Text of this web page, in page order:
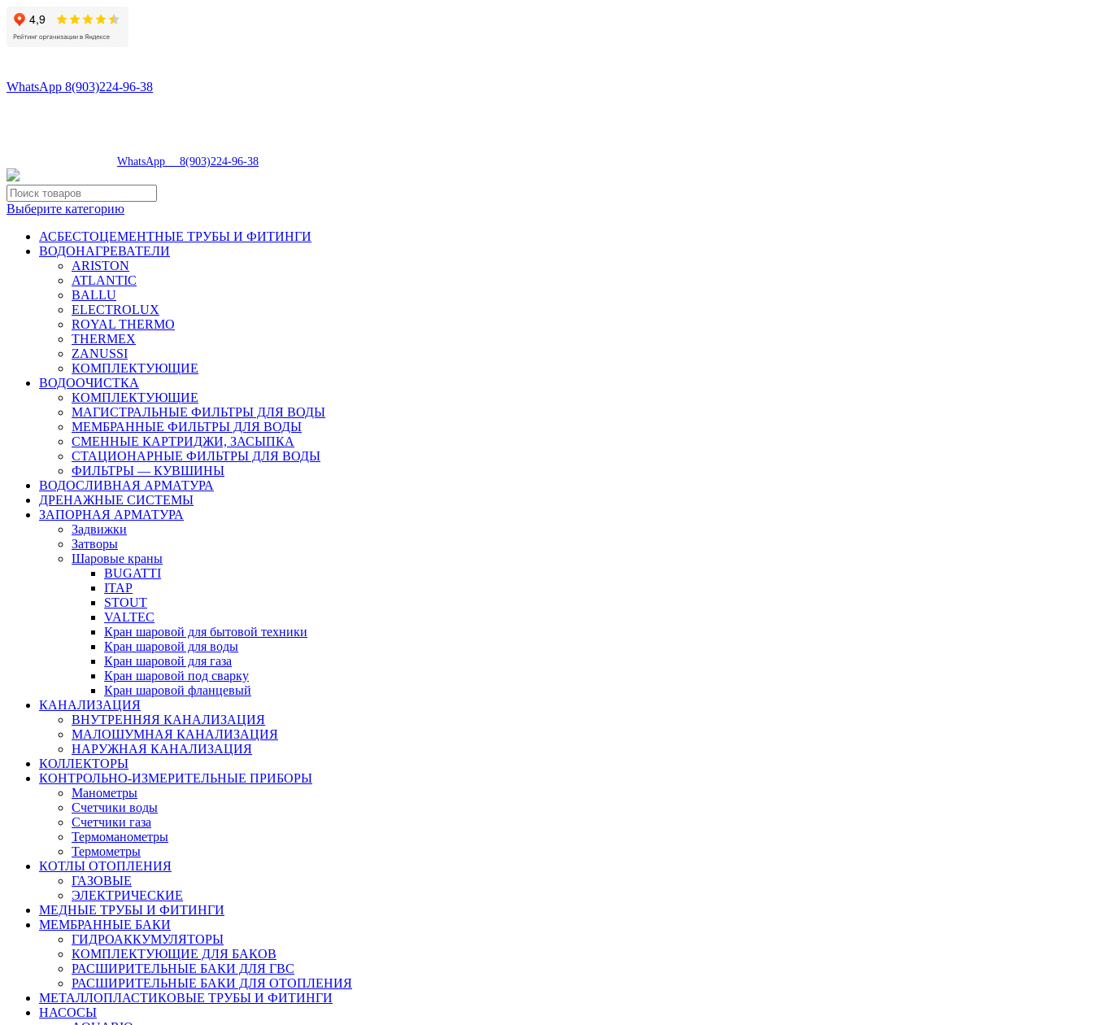
WhatsApp 8(903)224-96-38
WhatsApp 8(903)224-96-38
Выберите категорию
АСБЕСТОЦЕМЕНТНЫЕ ТРУБЫ И ФИТИНГИ
ВОДОНАГРЕВАТЕЛИ
ARISTON
ATLANTIC
BALLU
ELECTROLUX
ROYAL THERMO
THERMEX
ZANUSSI
КОМПЛЕКТУЮЩИЕ
ВОДООЧИСТКА
КОМПЛЕКТУЮЩИЕ
МАГИСТРАЛЬНЫЕ ФИЛЬТРЫ ДЛЯ ВОДЫ
МЕМБРАННЫЕ ФИЛЬТРЫ ДЛЯ ВОДЫ
СМЕННЫЕ КАРТРИДЖИ, ЗАСЫПКА
СТАЦИОНАРНЫЕ ФИЛЬТРЫ ДЛЯ ВОДЫ
ФИЛЬТРЫ — КУВШИНЫ
ВОДОСЛИВНАЯ АРМАТУРА
ДРЕНАЖНЫЕ СИСТЕМЫ
ЗАПОРНАЯ АРМАТУРА
Задвижки
Затворы
Шаровые краны
BUGATTI
ITAP
STOUT
VALTEC
Кран шаровой для бытовой техники
Кран шаровой для воды
Кран шаровой для газа
Кран шаровой под сварку
Кран шаровой фланцевый
КАНАЛИЗАЦИЯ
ВНУТРЕННЯЯ КАНАЛИЗАЦИЯ
МАЛОШУМНАЯ КАНАЛИЗАЦИЯ
НАРУЖНАЯ КАНАЛИЗАЦИЯ
КОЛЛЕКТОРЫ
КОНТРОЛЬНО-ИЗМЕРИТЕЛЬНЫЕ ПРИБОРЫ
Манометры
Счетчики воды
Счетчики газа
Термоманометры
Термометры
КОТЛЫ ОТОПЛЕНИЯ
ГАЗОВЫЕ
ЭЛЕКТРИЧЕСКИЕ
МЕДНЫЕ ТРУБЫ И ФИТИНГИ
МЕМБРАННЫЕ БАКИ
ГИДРОАККУМУЛЯТОРЫ
КОМПЛЕКТУЮЩИЕ ДЛЯ БАКОВ
РАСШИРИТЕЛЬНЫЕ БАКИ ДЛЯ ГВС
РАСШИРИТЕЛЬНЫЕ БАКИ ДЛЯ ОТОПЛЕНИЯ
МЕТАЛЛОПЛАСТИКОВЫЕ ТРУБЫ И ФИТИНГИ
НАСОСЫ